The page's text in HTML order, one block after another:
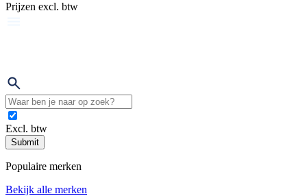
Prijzen excl. btw
Excl. btw
Submit
Populaire merken
Bekijk alle merken